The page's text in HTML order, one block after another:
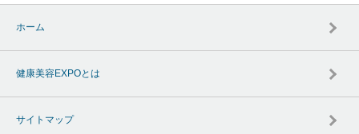
ホーム
健康美容EXPOとは
サイトマップ